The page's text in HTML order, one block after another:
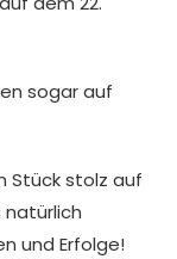
sogar auf
Stück stolz auf
natürlich
und Erfolge!